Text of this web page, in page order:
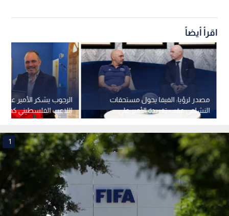
اقرأ أيضاً
الرجوب يشكر
اللاعب الفلسطيني
مصدر لرؤيا: الفيفا يحول مستحقات
النشامى عقب تغريدة الأمير علي
1